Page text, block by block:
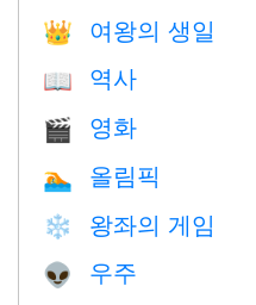
👑 여왕의 생일
📖 역사
🎬 영화
🏊 올림픽
❄️ 왕좌의 게임
👽 우주